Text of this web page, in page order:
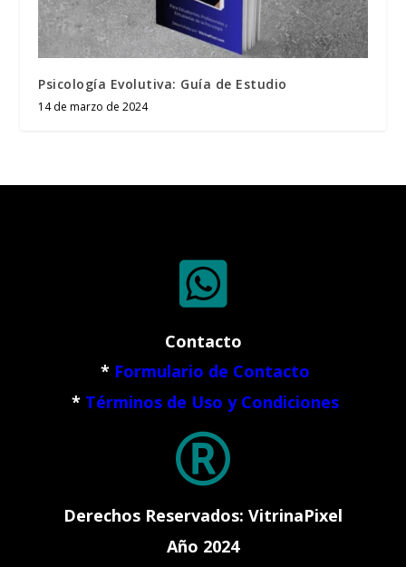
Psicología Evolutiva: Guía de Estudio
14 de marzo de 2024

Contacto
* Formulario de Contacto
* Términos de Uso y Condiciones

Derechos Reservados: VitrinaPixel
Año 2024